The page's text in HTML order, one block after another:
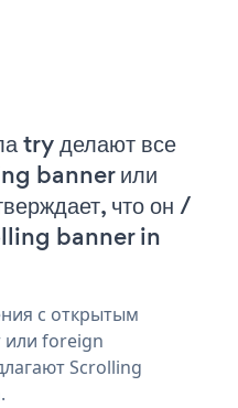
try делают все
banner или
что он /
banner in
с открытым
или foreign
Scrolling